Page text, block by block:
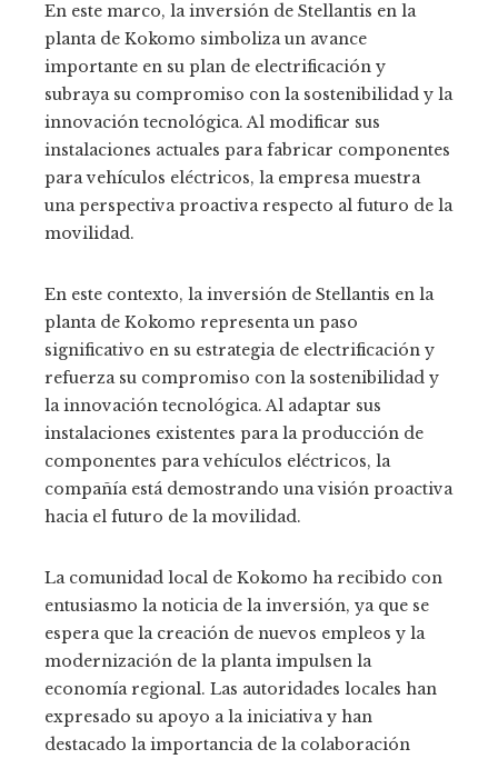
En este marco, la inversión de Stellantis en la
planta de Kokomo simboliza un avance
importante en su plan de electrificación y
subraya su compromiso con la sostenibilidad y la
innovación tecnológica. Al modificar sus
instalaciones actuales para fabricar componentes
para vehículos eléctricos, la empresa muestra
una perspectiva proactiva respecto al futuro de la
movilidad.
En este contexto, la inversión de Stellantis en la
planta de Kokomo representa un paso
significativo en su estrategia de electrificación y
refuerza su compromiso con la sostenibilidad y
la innovación tecnológica. Al adaptar sus
instalaciones existentes para la producción de
componentes para vehículos eléctricos, la
compañía está demostrando una visión proactiva
hacia el futuro de la movilidad.
La comunidad local de Kokomo ha recibido con
entusiasmo la noticia de la inversión, ya que se
espera que la creación de nuevos empleos y la
modernización de la planta impulsen la
economía regional. Las autoridades locales han
expresado su apoyo a la iniciativa y han
destacado la importancia de la colaboración